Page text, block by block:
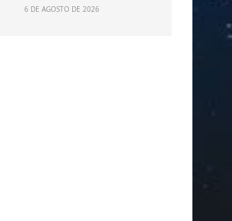
6 DE AGOSTO DE 2026